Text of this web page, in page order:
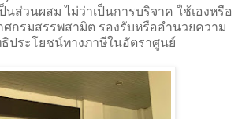
ส่วนผสม ไม่ว่าเป็นการบริจาค ใช้เองหรือ
กรมสรรพสามิต รองรับหรืออํานวยความ
ประโยชน์ทางภาษีในอัตราศูนย์